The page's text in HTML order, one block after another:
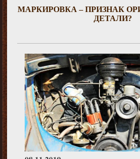
МАРКИРОВКА – ПРИЗНАК
ДЕТАЛИ?